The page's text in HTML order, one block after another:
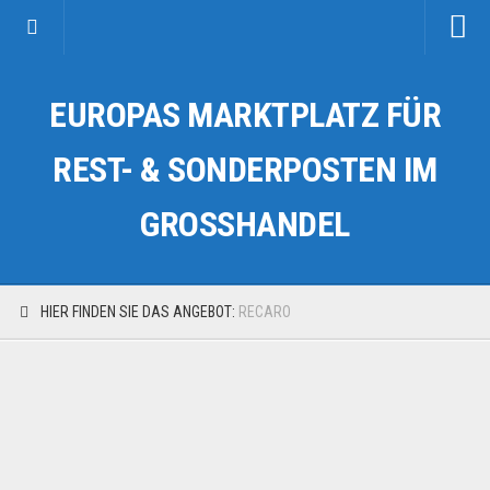
Kategorien
Auto & Motorrad
Fahrzeuge & Transport
EUROPAS MARKTPLATZ FÜR
REST- & SONDERPOSTEN IM
GROSSHANDEL
HIER FINDEN SIE DAS ANGEBOT: RECARO